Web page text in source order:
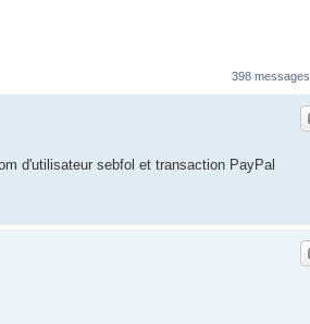
398 messages
d'utilisateur sebfol et transaction PayPal